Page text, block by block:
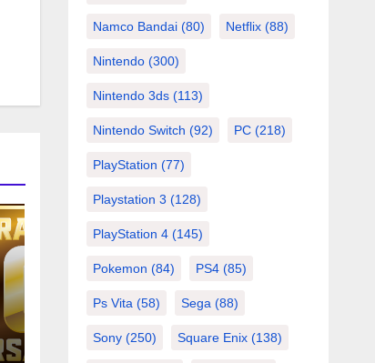
Namco Bandai(80) Netflix(88)
Nintendo(300)
Nintendo 3ds(113)
Nintendo Switch (92) PC(218)
PlayStation (77)
Playstation 3 (128)
PlayStation 4(145)
Pokemon (84) PS4(85)
Ps Vita (58) Sega (88)
Sony(250) Square Enix(138)